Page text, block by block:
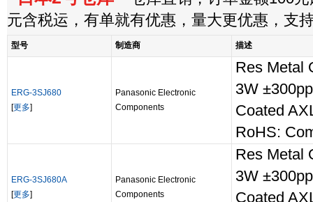
元含税运，有单就有优惠，量大更优惠，支
型号 制造商 描述
ERG-3SJ680
[更多]
Panasonic Electronic
Components
Res Metal
3W
Coated
RoHS:
ERG-3SJ680A
[更多]
Panasonic Electronic
Components
Res Metal
3W
Coated